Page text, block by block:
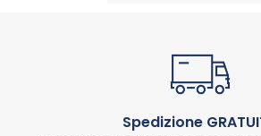
Spedizione